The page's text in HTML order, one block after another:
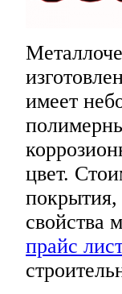
имеет
цвет.
покрытия,
свойства
прайс